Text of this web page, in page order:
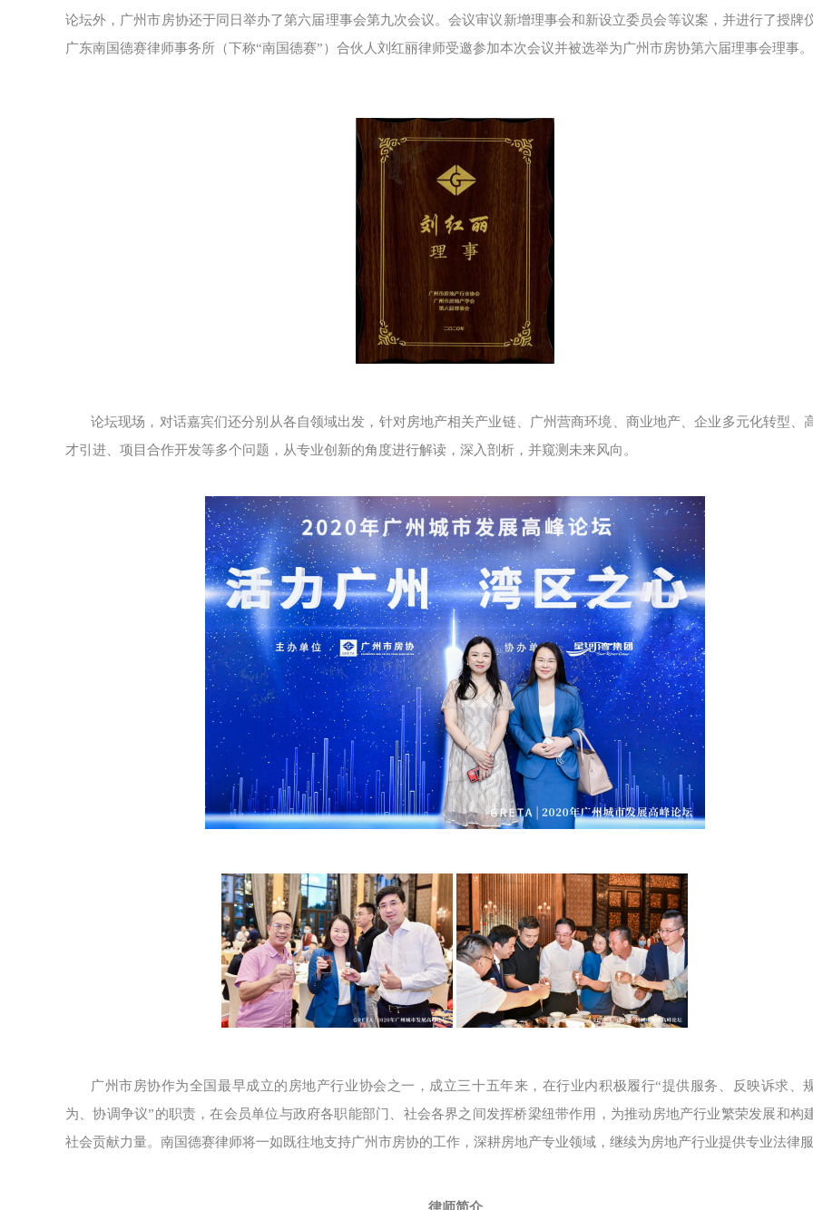
论坛外，广州市房协还于同日举办了第六届理事会第九次会议。会议审议新增理事会和新设立委员会等议案，并进行了授牌
广东南国德赛律师事务所（下称“南国德赛”）合伙人刘红丽律师受邀参加本次会议并被选举为广州市房协第六届理事会理事。
论坛现场，对话嘉宾们还分别从各自领域出发，针对房地产相关产业链、广州营商环境、商业地产、企业多元化转型、
才引进、项目合作开发等多个问题，从专业创新的角度进行解读，深入剖析，并窥测未来风向。
广州市房协作为全国最早成立的房地产行业协会之一，成立三十五年来，在行业内积极履行“提供服务、反映诉求、
为、协调争议”的职责，在会员单位与政府各职能部门、社会各界之间发挥桥梁纽带作用，为推动房地产行业繁荣发展和构
社会贡献力量。南国德赛律师将一如既往地支持广州市房协的工作，深耕房地产专业领域，继续为房地产行业提供专业法律
律师简介